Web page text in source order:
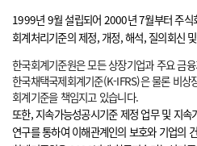
1999년 9월 설립되어 2000년 7월부터 주식
회계처리기준의 제정, 개정, 해석, 질의회신
한국회계기준원은 모든 상장기업과 주요 금
한국채택국제회계기준(K-IFRS)은 물론 비상
회계기준을 책임지고 있습니다.
또한, 지속가능성공시기준 제정 업무 및 지속
연구를 통하여 이해관계인의 보호와 기업의